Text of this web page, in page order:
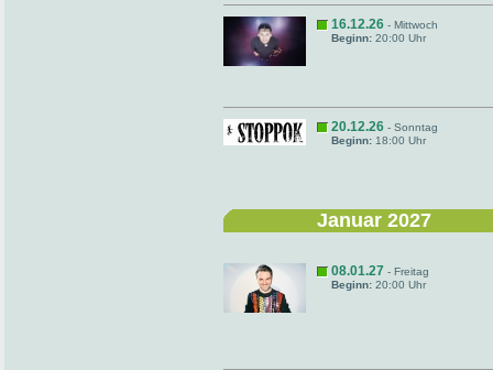
16.12.26 - Mittwoch
Beginn: 20:00 Uhr
20.12.26 - Sonntag
Beginn: 18:00 Uhr
Januar 2027
08.01.27 - Freitag
Beginn: 20:00 Uhr